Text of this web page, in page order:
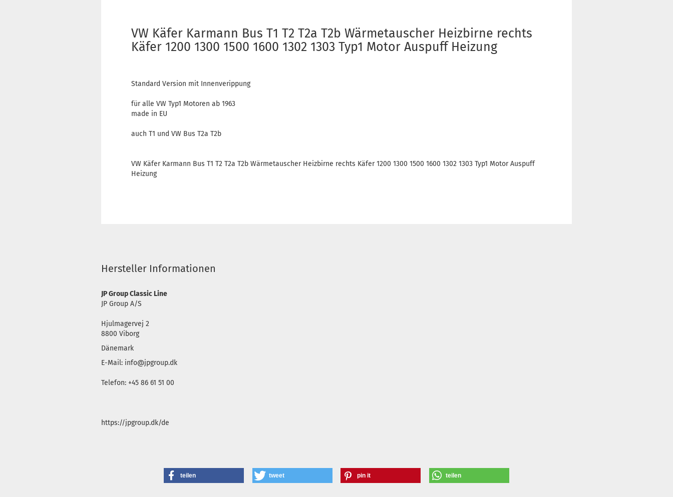
VW Käfer Karmann Bus T1 T2 T2a T2b Wärmetauscher Heizbirne rechts
Käfer 1200 1300 1500 1600 1302 1303 Typ1 Motor Auspuff Heizung
Standard Version mit Innenverippung
für alle VW Typ1 Motoren ab 1963
made in EU
auch T1 und VW Bus T2a T2b
VW Käfer Karmann Bus T1 T2 T2a T2b Wärmetauscher Heizbirne rechts Käfer 1200 1300 1500 1600 1302 1303 Typ1 Motor Auspuff
Heizung
Hersteller Informationen
JP Group Classic Line
JP Group A/S
Hjulmagervej 2
8800 Viborg
Dänemark
E-Mail: info@jpgroup.dk
Telefon: +45 86 61 51 00
https://jpgroup.dk/de
teilen tweet pin it teilen